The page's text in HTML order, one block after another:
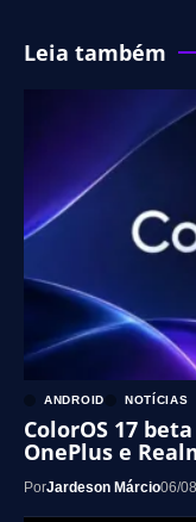
Leia também
ANDROID NOTÍCIAS
ColorOS 17
OnePlus e
PorJardeson Márcio06/